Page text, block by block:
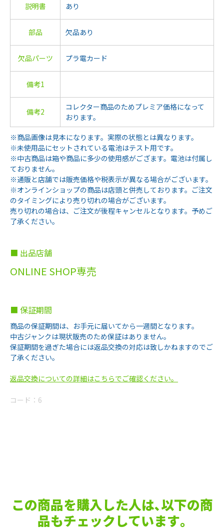
説明書 あり
部品 欠品あり
欠品パーツ プラ電カード
備考1
備考2
コレクター商品のためプレミア価格になって
おります。
※商品画像は見本になります。実際の状態とは異なります。
※未使用品にセットされている電池はテスト用です。
※中古商品は箱や商品に多少の使用感がござます。電池は付属し
ておりません。
※通販と店舗では販売価格や税表示が異なる場合がございます。
※オンラインショップの商品は店頭と併売しております。ご注文
のタイミングにより売り切れの場合がございます。
売り切れの場合は、ご注文が後程キャンセルとなります。予めご
了承ください。
■ 出品店舗
ONLINE SHOP専売
■ 保証期間
商品の保証期間は、お手元に届いてから一週間となります。
中古ジャンクは現状販売のため保証はありません。
保証期間を過ぎた場合には返品交換の対応は致しかねますのでご
了承ください。
返品交換についての詳細はこちらでご確認ください。
コード： 6
この商品を購入した人は､以下の商
品もチェックしています｡